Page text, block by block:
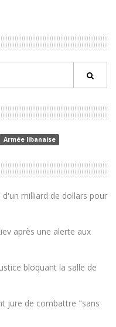
Armée libanaise
milliard de dollars pour
après une alerte aux
bloquant la salle de
jure de combattre "sans